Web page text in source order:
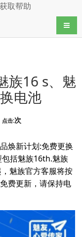
获取帮助
导航
族16 s、魅
电池
点击:次
焕新计划:免费更换
括魅族16th.魅族
魅族官方客服将按
费更新，请保持电